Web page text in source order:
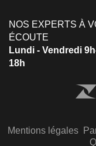
NOS EXPERTS À
ÉCOUTE
Lundi - Vendredi
18h
Mentions légales